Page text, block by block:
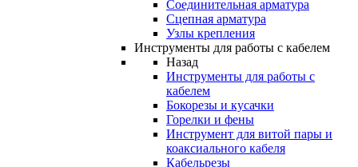
Соединительная арматура
Сцепная арматура
Узлы крепления
Инструменты для работы с кабелем
Назад
Инструменты для работы с
кабелем
Бокорезы и кусачки
Горелки и фены
Инструмент для витой пары и
коаксиального кабеля
Кабельрезы